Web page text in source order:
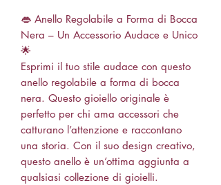
👄 Anello Regolabile a Forma di Bocca
Nera – Un Accessorio Audace e Unico
🌟
Esprimi il tuo stile audace con questo
anello regolabile a forma di bocca
nera. Questo gioiello originale è
perfetto per chi ama accessori che
catturano l’attenzione e raccontano
una storia. Con il suo design creativo,
questo anello è un’ottima aggiunta a
qualsiasi collezione di gioielli.